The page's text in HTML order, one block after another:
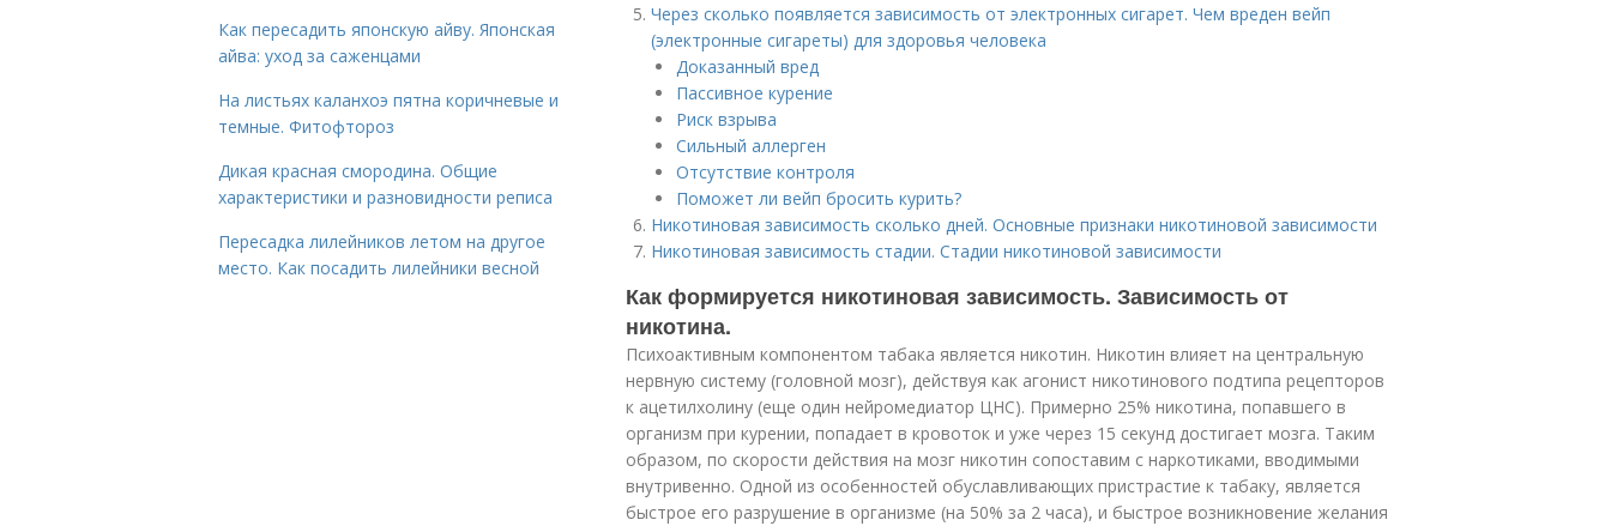
Через сколько появляется зависимость от электронных сигарет. Чем вреден вейп
(электронные сигареты) для здоровья человека
Доказанный вред
Пассивное курение
Риск взрыва
Сильный аллерген
Отсутствие контроля
Поможет ли вейп бросить курить?
Никотиновая зависимость сколько дней. Основные признаки никотиновой зависимости
Никотиновая зависимость стадии. Стадии никотиновой зависимости
Как формируется никотиновая зависимость. Зависимость от
никотина.
Психоактивным компонентом табака является никотин. Никотин влияет на центральную
нервную систему (головной мозг), действуя как агонист никотинового подтипа рецепторов
к ацетилхолину (еще один нейромедиатор ЦНС). Примерно 25% никотина, попавшего в
организм при курении, попадает в кровоток и уже через 15 секунд достигает мозга. Таким
образом, по скорости действия на мозг никотин сопоставим с наркотиками, вводимыми
внутривенно. Одной из особенностей обуславливающих пристрастие к табаку, является
быстрое его разрушение в организме (на 50% за 2 часа), и быстрое возникновение желания
Как пересадить японскую айву. Японская
айва: уход за саженцами
На листьях каланхоэ пятна коричневые и
темные. Фитофтороз
Дикая красная смородина. Общие
характеристики и разновидности реписа
Пересадка лилейников летом на другое
место. Как посадить лилейники весной